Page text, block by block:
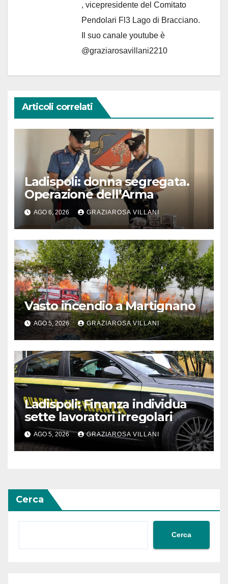
, vicepresidente del Comitato
Pendolari Fl3 Lago di Bracciano.
Il suo canale youtube è
@graziarosavillani2210
Articoli correlati
Ladispoli: donna segregata.
Operazione dell’Arma
AGO 6, 2026 GRAZIAROSA VILLANI
Vasto incendio a Martignano
AGO 5, 2026 GRAZIAROSA VILLANI
Ladispoli: Finanza individua
sette lavoratori irregolari
AGO 5, 2026 GRAZIAROSA VILLANI
Cerca
Cerca